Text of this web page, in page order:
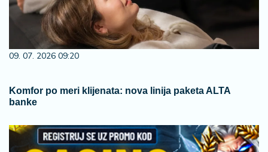
09. 07. 2026 09:20
Komfor po meri klijenata: nova linija paketa ALTA
banke